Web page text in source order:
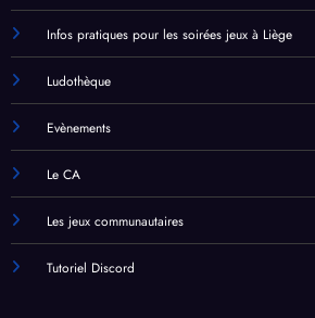
Infos pratiques pour les soirées jeux à Liège
Ludothèque
Evènements
Le CA
Les jeux communautaires
Tutoriel Discord